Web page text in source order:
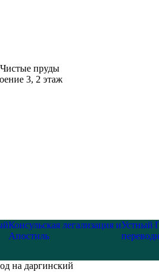
пруды
3, 2 этаж
Консульская легализация и
Апостиль
Устный
перевод
на даргинский